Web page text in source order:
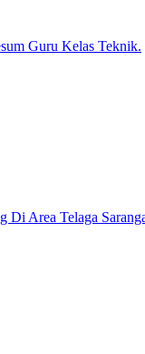
Guru Kelas Teknik.
Di Area Telaga